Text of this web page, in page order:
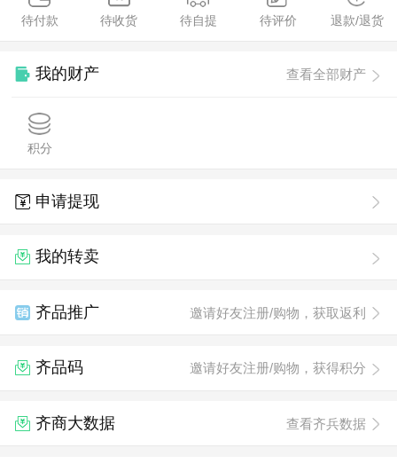
待付款 待收货 待自提 待评价 退款/退货
我的财产 查看全部财产
积分
申请提现
我的转卖
齐品推广 邀请好友注册/购物，获取返利
齐品码 邀请好友注册/购物，获得积分
齐商大数据 查看齐兵数据